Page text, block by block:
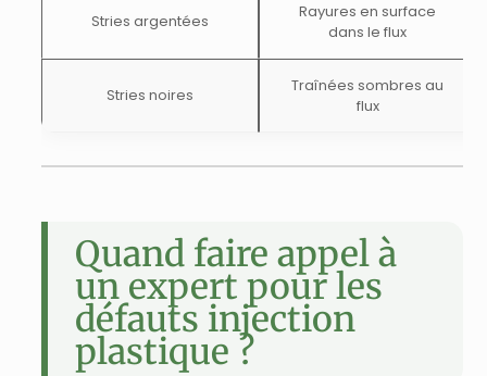
Stries argentées
Rayures en surface
dans le flux
Stries noires
Traînées sombres au
flux
Quand faire appel à
un expert pour les
défauts injection
plastique ?